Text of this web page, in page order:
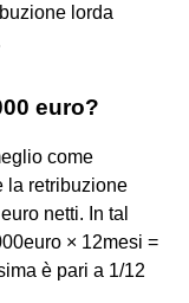
lorda
euro?
come
la retribuzione
netti. In tal
× 12mesi =
è pari a 1/12